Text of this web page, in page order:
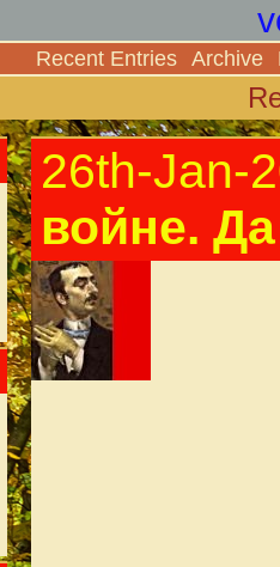
Recent Entries Archive
26th-Jan-
войне.